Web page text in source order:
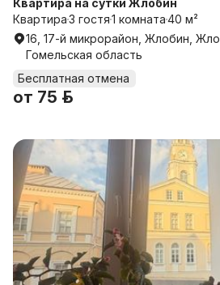
Квартира на сутки Жлобин
Квартира3 гостя1 комната40 м²
16, 17-й микрорайон, Жлобин,
Гомельская область
Бесплатная отмена
от 75 р.